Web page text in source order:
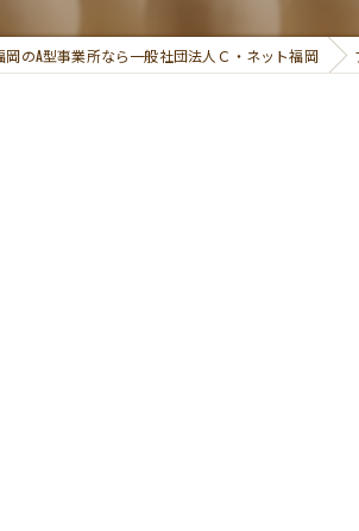
岡のA型事業所なら一般社団法人Ｃ・ネット福岡